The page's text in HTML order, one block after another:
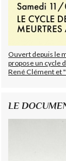
Ouvert depuis le
propose un cycle
René Clément et
LE